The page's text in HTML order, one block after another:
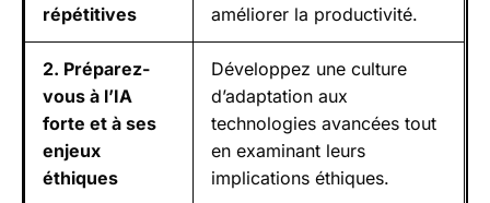
répétitives
améliorer la productivité.
2. Préparez-
vous à l’IA
forte et à ses
enjeux
éthiques
Développez une culture
d’adaptation aux
technologies avancées tout
en examinant leurs
implications éthiques.